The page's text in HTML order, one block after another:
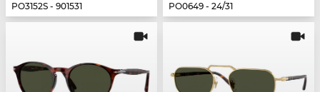
PO3152S - 901531
PO0649 - 24/31